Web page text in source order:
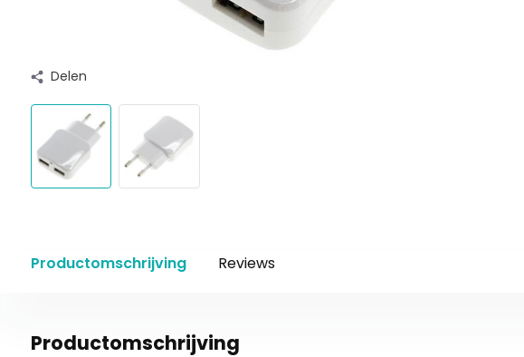
Delen
Productomschrijving Reviews
Productomschrijving